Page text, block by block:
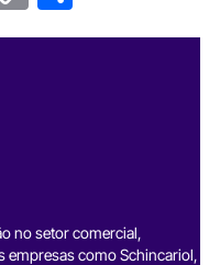
o h
no setor comercial,
empresas como Schincariol,